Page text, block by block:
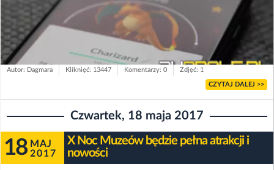
Autor: Dagmara Kliknięć: 13447 Komentarzy: 0 Zdjęć: 1
CZYTAJ DALEJ >>
Czwartek, 18 maja 2017
18 MAJ
2017
X Noc Muzeów będzie pełna atrakcji i
nowości